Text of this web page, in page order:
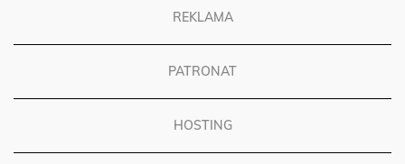
REKLAMA
PATRONAT
HOSTING